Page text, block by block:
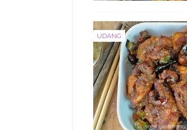
UDANG